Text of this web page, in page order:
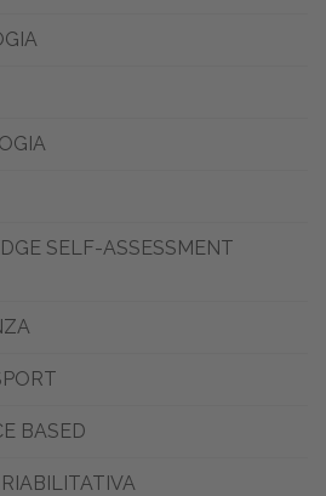
CAMPUS
SELF-ASSESSMENT
BASED